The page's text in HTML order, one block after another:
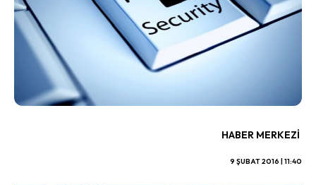
HABER MERKEZI
9 ŞUBAT 2016 | 11:40